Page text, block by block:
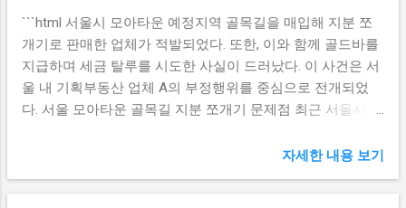
는 것은 긍정적인 변화를 가져올 수 있습니다. 하루에 몇 분
만이라도 스스로의 감정을 살펴보는 것은 긴장을 해소하고
마음의 평화를 찾는 데 즐거움을 더해줍니다. 예를 ...
는 또한, 디지털 혁신의 중요성을 강조하며, 최신 IT 기술을 도
입해 신용평가 프로세스를 자동화하고 효율성을 높일 것이
다. 이런 변화는 나이스신용평가가 빠르게 변화하는 시장 환
경에 적응하고, 고객에게 더 나은 서비스를 제공하는 데 큰 도
움이 될 것이다. 나이스그룹 전체에 미칠 긍정적인 영향도 기
을 통해 조직의 내부 문화를 개선하고, 직원들이 자부심을 느
낄 수 있는 기업 환경을 조성하겠다는 계획도 세워두고 있다.
안영복 전무의 이러한 경영 철학은 나이스신용평가의 성장에
```html 서울시 모아타운 예정지역 골목길을 매입해 지분 쪼
개기로 판매한 업체가 적발되었다. 또한, 이와 함께 골드바를
지급하며 세금 탈루를 시도한 사실이 드러났다. 이 사건은 서
울 내 기획부동산 업체 A의 부정행위를 중심으로 전개되었
다. 서울 모아타운 골목길 지분 쪼개기 문제점 최근 서울시의
면도로의 토지를 매입하고, 이를 지분 쪼개기로 판매하는 사
한 개개인에게 수익을 제공할 수 있지만, 실제로는 불법적인
자세한 내용 보기